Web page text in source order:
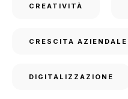
CREATIVITÀ
CRESCITA AZIENDALE
DIGITALIZZAZIONE